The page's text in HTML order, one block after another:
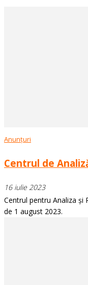
Anunțuri
Centrul de
16 iulie 2023
Centrul pentru Analiza și
de 1 august 2023.